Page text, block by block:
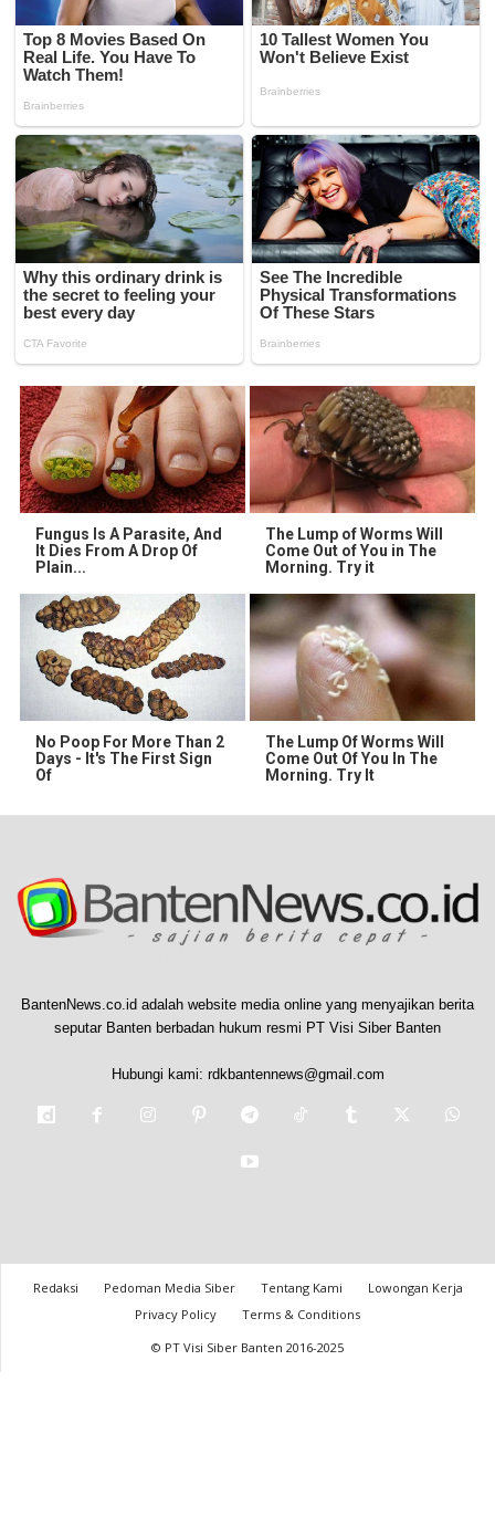
Fungus Is A Parasite, And
It Dies From A Drop Of
Plain...
The Lump of Worms Will
Come Out of You in The
Morning. Try it
No Poop For More Than 2
Days - It's The First Sign
Of
The Lump Of Worms Will
Come Out Of You In The
Morning. Try It
BantenNews.co.id adalah website media online yang menyajikan berita
seputar Banten berbadan hukum resmi PT Visi Siber Banten
Hubungi kami: rdkbantennews@gmail.com
Redaksi Pedoman Media Siber Tentang Kami
Lowongan Kerja
Privacy Policy
Terms & Conditions
© PT Visi Siber Banten 2016-2025